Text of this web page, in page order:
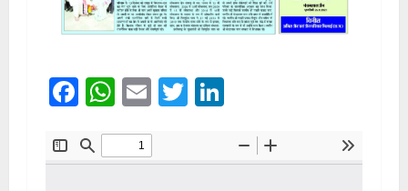
Facebook
WhatsApp
EmailTwitter